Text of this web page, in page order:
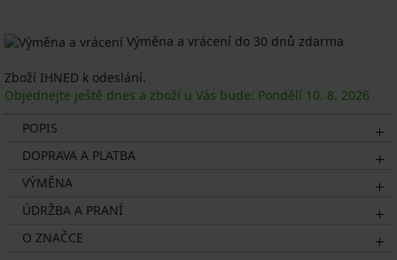
Výměna a vrácení do 30 dnů zdarma
Zboží IHNED k odeslání.
Objednejte ještě dnes a zboží u Vás bude: Pondělí 10. 8. 2026
POPIS
DOPRAVA A PLATBA
VÝMĚNA
ÚDRŽBA A PRANÍ
O ZNAČCE